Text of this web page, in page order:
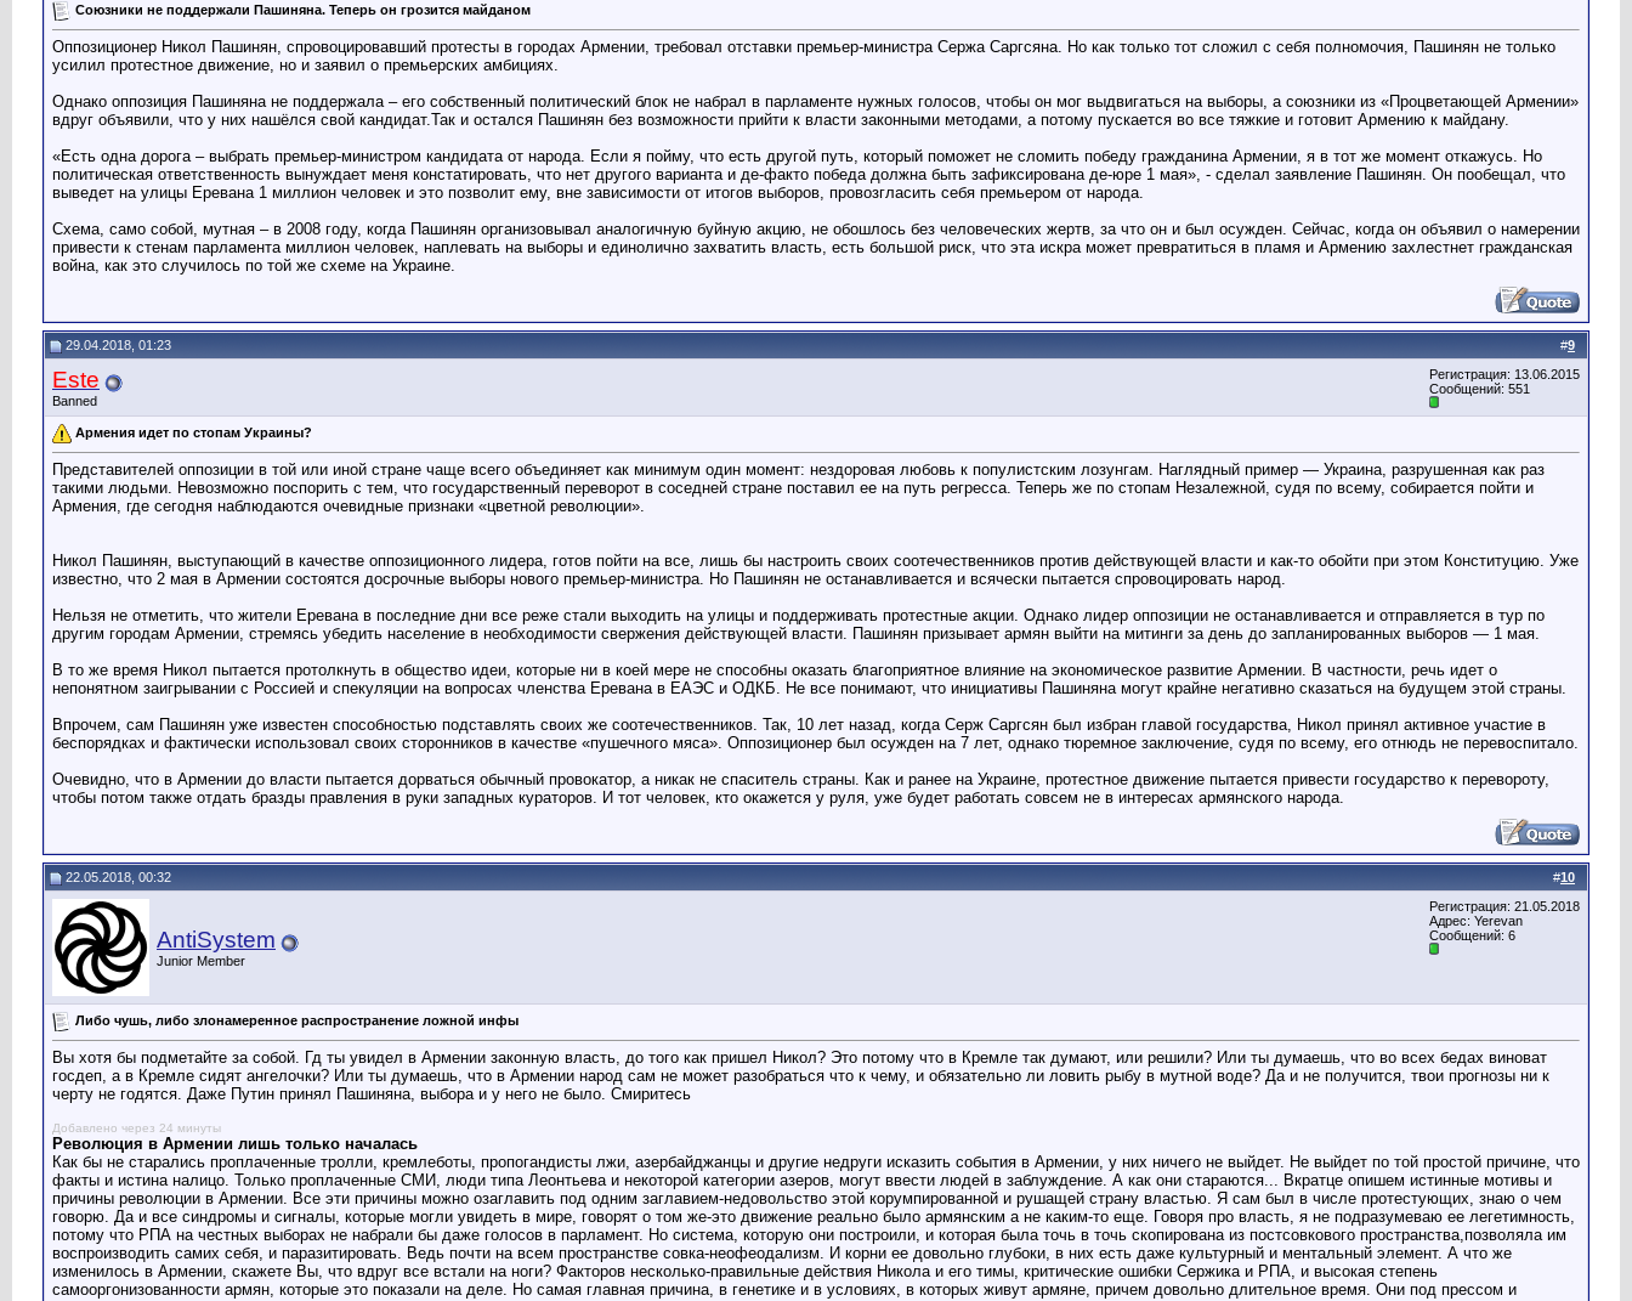
Союзники не поддержали Пашиняна. Теперь он грозится майданом
Оппозиционер Никол Пашинян, спровоцировавший протесты в городах Армении, требовал отставки премьер-министра Сержа Саргсяна. Но как только тот сложил с себя полномочия, Пашинян не только
усилил протестное движение, но и заявил о премьерских амбициях.
Однако оппозиция Пашиняна не поддержала – его собственный политический блок не набрал в парламенте нужных голосов, чтобы он мог выдвигаться на выборы, а союзники из «Процветающей Армении»
вдруг объявили, что у них нашёлся свой кандидат.Так и остался Пашинян без возможности прийти к власти законными методами, а потому пускается во все тяжкие и готовит Армению к майдану.
«Есть одна дорога – выбрать премьер-министром кандидата от народа. Если я пойму, что есть другой путь, который поможет не сломить победу гражданина Армении, я в тот же момент откажусь. Но
политическая ответственность вынуждает меня констатировать, что нет другого варианта и де-факто победа должна быть зафиксирована де-юре 1 мая», - сделал заявление Пашинян. Он пообещал, что
выведет на улицы Еревана 1 миллион человек и это позволит ему, вне зависимости от итогов выборов, провозгласить себя премьером от народа.
Схема, само собой, мутная – в 2008 году, когда Пашинян организовывал аналогичную буйную акцию, не обошлось без человеческих жертв, за что он и был осужден. Сейчас, когда он объявил о намерении
привести к стенам парламента миллион человек, наплевать на выборы и единолично захватить власть, есть большой риск, что эта искра может превратиться в пламя и Армению захлестнет гражданская
война, как это случилось по той же схеме на Украине.
#9
29.04.2018, 01:23
Este
Banned
Регистрация: 13.06.2015
Сообщений: 551
Армения идет по стопам Украины?
Представителей оппозиции в той или иной стране чаще всего объединяет как минимум один момент: нездоровая любовь к популистским лозунгам. Наглядный пример — Украина, разрушенная как раз
такими людьми. Невозможно поспорить с тем, что государственный переворот в соседней стране поставил ее на путь регресса. Теперь же по стопам Незалежной, судя по всему, собирается пойти и
Армения, где сегодня наблюдаются очевидные признаки «цветной революции».
Никол Пашинян, выступающий в качестве оппозиционного лидера, готов пойти на все, лишь бы настроить своих соотечественников против действующей власти и как-то обойти при этом Конституцию. Уже
известно, что 2 мая в Армении состоятся досрочные выборы нового премьер-министра. Но Пашинян не останавливается и всячески пытается спровоцировать народ.
Нельзя не отметить, что жители Еревана в последние дни все реже стали выходить на улицы и поддерживать протестные акции. Однако лидер оппозиции не останавливается и отправляется в тур по
другим городам Армении, стремясь убедить население в необходимости свержения действующей власти. Пашинян призывает армян выйти на митинги за день до запланированных выборов — 1 мая.
В то же время Никол пытается протолкнуть в общество идеи, которые ни в коей мере не способны оказать благоприятное влияние на экономическое развитие Армении. В частности, речь идет о
непонятном заигрывании с Россией и спекуляции на вопросах членства Еревана в ЕАЭС и ОДКБ. Не все понимают, что инициативы Пашиняна могут крайне негативно сказаться на будущем этой страны.
Впрочем, сам Пашинян уже известен способностью подставлять своих же соотечественников. Так, 10 лет назад, когда Серж Саргсян был избран главой государства, Никол принял активное участие в
беспорядках и фактически использовал своих сторонников в качестве «пушечного мяса». Оппозиционер был осужден на 7 лет, однако тюремное заключение, судя по всему, его отнюдь не перевоспитало.
Очевидно, что в Армении до власти пытается дорваться обычный провокатор, а никак не спаситель страны. Как и ранее на Украине, протестное движение пытается привести государство к перевороту,
чтобы потом также отдать бразды правления в руки западных кураторов. И тот человек, кто окажется у руля, уже будет работать совсем не в интересах армянского народа.
#10
22.05.2018, 00:32
AntiSystem
Junior Member
Регистрация: 21.05.2018
Адрес: Yerevan
Сообщений: 6
Либо чушь, либо злонамеренное распространение ложной инфы
Вы хотя бы подметайте за собой. Гд ты увидел в Армении законную власть, до того как пришел Никол? Это потому что в Кремле так думают, или решили? Или ты думаешь, что во всех бедах виноват
госдеп, а в Кремле сидят ангелочки? Или ты думаешь, что в Армении народ сам не может разобраться что к чему, и обязательно ли ловить рыбу в мутной воде? Да и не получится, твои прогнозы ни к
черту не годятся. Даже Путин принял Пашиняна, выбора и у него не было. Смиритесь
Добавлено через 24 минуты
Революция в Армении лишь только началась
Как бы не старались проплаченные тролли, кремлеботы, пропогандисты лжи, азербайджанцы и другие недруги исказить события в Армении, у них ничего не выйдет. Не выйдет по той простой причине, что
факты и истина налицо. Только проплаченные СМИ, люди типа Леонтьева и некоторой категории азеров, могут ввести людей в заблуждение. А как они стараются... Вкратце опишем истинные мотивы и
причины революции в Армении. Все эти причины можно озаглавить под одним заглавием-недовольство этой корумпированной и рушащей страну властью. Я сам был в числе протестующих, знаю о чем
говорю. Да и все синдромы и сигналы, которые могли увидеть в мире, говорят о том же-это движение реально было армянским а не каким-то еще. Говоря про власть, я не подразумеваю ее легетимность,
потому что РПА на честных выборах не набрали бы даже голосов в парламент. Но система, которую они построили, и которая была точь в точь скопирована из постсовкового пространства,позволяла им
воспроизводить самих себя, и паразитировать. Ведь почти на всем пространстве совка-неофеодализм. И корни ее довольно глубоки, в них есть даже культурный и ментальный элемент. А что же
изменилось в Армении, скажете Вы, что вдруг все встали на ноги? Факторов несколько-правильные действия Никола и его тимы, критические ошибки Сержика и РПА, и высокая степень
самооргонизованности армян, которые это показали на деле. Но самая главная причина, в генетике и в условиях, в которых живут армяне, причем довольно длительное время. Они под прессом и